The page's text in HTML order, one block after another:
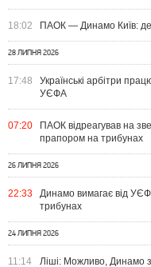
18:02 ПАОК — Динамо Київ: де
28 ЛИПНЯ 2026
17:48
Українські арбітри
УЄФА
07:20
ПАОК відреагував на
прапором на трибунах
26 ЛИПНЯ 2026
22:33
Динамо вимагає від
трибунах
24 ЛИПНЯ 2026
11:14 Ліші: Можливо, Динамо